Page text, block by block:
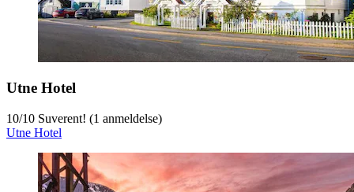
Utne Hotel
10/10 Suverent! (1 anmeldelse)
Utne Hotel